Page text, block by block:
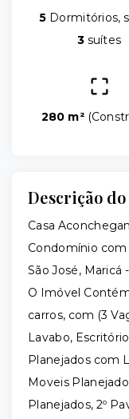
5 Dormitórios,
3suítes
280 m² (
Descrição
Casa
Condomínio
São José, Maricá
O Imóvel
carros, com (3
Lavabo,
Planejados com
Moveis
Planejados, 2º